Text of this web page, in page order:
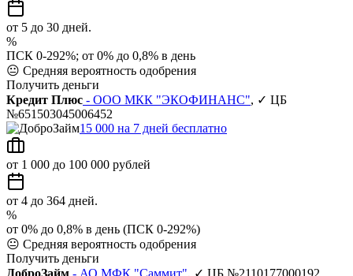
от 5 до 30 дней.
%
ПСК 0-292%; от 0% до 0,8% в день
😐 Средняя вероятность одобрения
Получить деньги
Кредит Плюс - ООО МКК "ЭКОФИНАНС", ✓ ЦБ
№651503045006452
15 000 на 7 дней бесплатно
от 1 000 до 100 000 рублей
от 4 до 364 дней.
%
от 0% до 0,8% в день (ПСК 0-292%)
😐 Средняя вероятность одобрения
Получить деньги
ДоброЗайм - АО МФК "Саммит", ✓ ЦБ №2110177000192